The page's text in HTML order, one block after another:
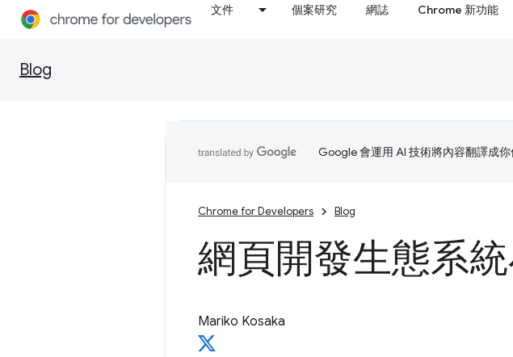
文件 個案研究 網誌 Chrome 新功能
Blog
Google 會運用 AI 技術將內容翻譯成你
Chrome for Developers Blog
網頁開發生態系
Mariko Kosaka